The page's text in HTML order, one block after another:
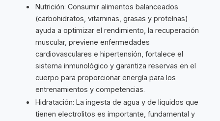
Nutrición: Consumir alimentos balanceados
(carbohidratos, vitaminas, grasas y proteínas)
ayuda a optimizar el rendimiento, la recuperación
muscular, previene enfermedades
cardiovasculares e hipertensión, fortalece el
sistema inmunológico y garantiza reservas en el
cuerpo para proporcionar energía para los
entrenamientos y competencias.
Hidratación: La ingesta de agua y de líquidos que
tienen electrolitos es importante, fundamental y